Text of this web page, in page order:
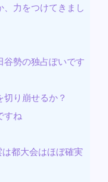
力をつけてきまし
谷勢の独占ぽいです
り崩せるか？
すね
都大会はほぼ確実